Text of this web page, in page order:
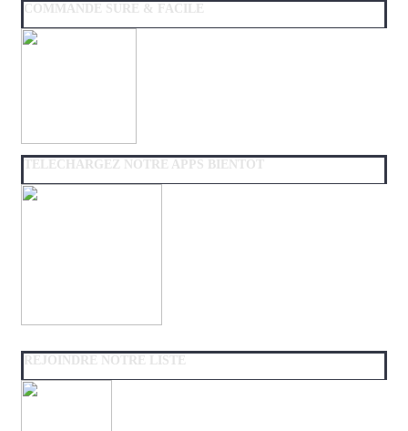
COMMANDE SURE & FACILE
TELECHARGEZ NOTRE APPS BIENTOT
REJOINDRE NOTRE LISTE